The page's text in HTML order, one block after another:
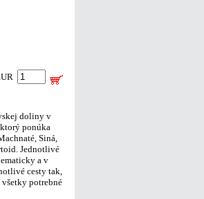
doliny v
ponúka
Siná,
Jednotlivé
a v
cesty tak,
potrebné